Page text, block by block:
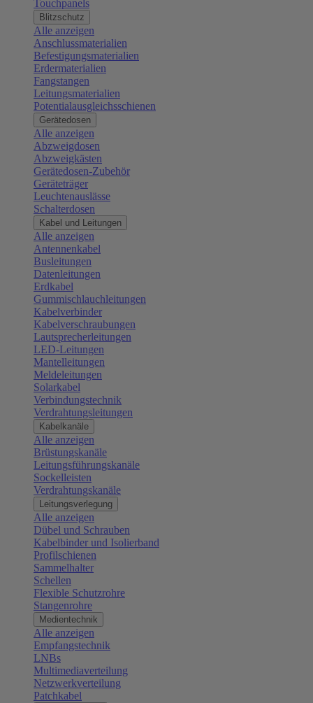
Touchpanels
Blitzschutz
Alle anzeigen
Anschlussmaterialien
Befestigungsmaterialien
Erdermaterialien
Fangstangen
Leitungsmaterialien
Potentialausgleichsschienen
Gerätedosen
Alle anzeigen
Abzweigdosen
Abzweigkästen
Gerätedosen-Zubehör
Geräteträger
Leuchtenauslässe
Schalterdosen
Kabel und Leitungen
Alle anzeigen
Antennenkabel
Busleitungen
Datenleitungen
Erdkabel
Gummischlauchleitungen
Kabelverbinder
Kabelverschraubungen
Lautsprecherleitungen
LED-Leitungen
Mantelleitungen
Meldeleitungen
Solarkabel
Verbindungstechnik
Verdrahtungsleitungen
Kabelkanäle
Alle anzeigen
Brüstungskanäle
Leitungsführungskanäle
Sockelleisten
Verdrahtungskanäle
Leitungsverlegung
Alle anzeigen
Dübel und Schrauben
Kabelbinder und Isolierband
Profilschienen
Sammelhalter
Schellen
Flexible Schutzrohre
Stangenrohre
Medientechnik
Alle anzeigen
Empfangstechnik
LNBs
Multimediaverteilung
Netzwerkverteilung
Patchkabel